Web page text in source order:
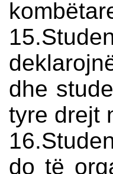
dhe
tyre drejt
do të